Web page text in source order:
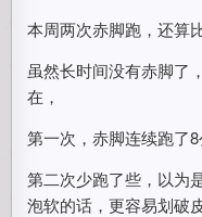
本周两次赤脚跑，还算
虽然长时间没有赤脚了
在，
第一次，赤脚连续跑了8
第二次少跑了些，以为
泡软的话，更容易划破皮